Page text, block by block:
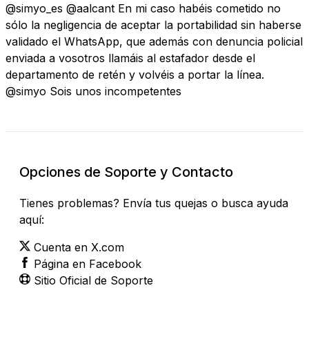
@simyo_es @aalcant En mi caso habéis cometido no
sólo la negligencia de aceptar la portabilidad sin haberse
validado el WhatsApp, que además con denuncia policial
enviada a vosotros llamáis al estafador desde el
departamento de retén y volvéis a portar la línea.
@simyo Sois unos incompetentes
Opciones de Soporte y Contacto
Tienes problemas? Envía tus quejas o busca ayuda
aquí:
Cuenta en X.com
Página en Facebook
Sitio Oficial de Soporte